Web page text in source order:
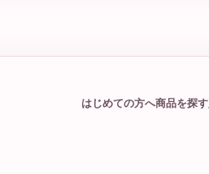
はじめての方へ商品を探す